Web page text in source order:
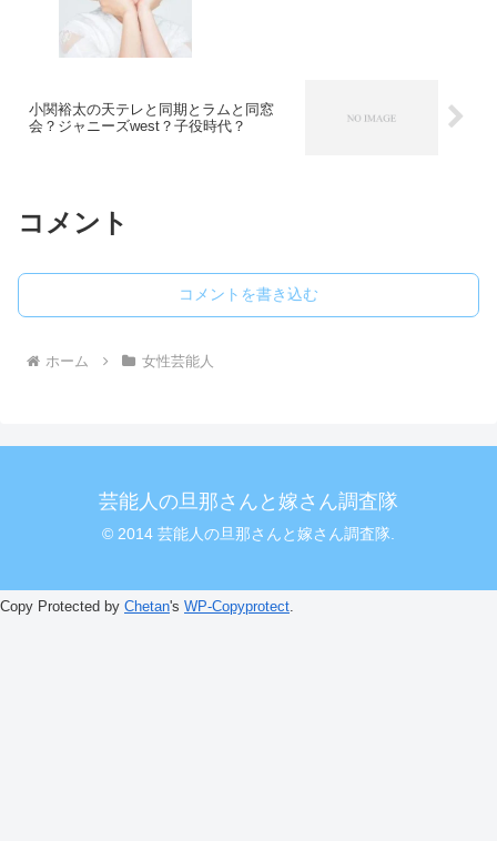
小関裕太の天テレと同期とラムと同窓
会？ジャニーズwest？子役時代？
コメント
コメントを書き込む
ホーム 女性芸能人
芸能人の旦那さんと嫁さん調査隊
© 2014 芸能人の旦那さんと嫁さん調査隊.
Copy Protected by Chetan's WP-Copyprotect.